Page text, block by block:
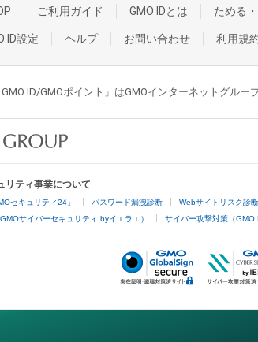
ご利用ガイド GMO IDとは ためる
ID設定 ヘルプ お問い合わせ 利用規
GMO ID/GMOポイント」はGMOインターネットグル
リティ事業について
セキュリティ24」 パスワード漏洩診断 Webサイトリスク診断
サイバーセキュリティ byイエラエ） サイバー攻撃対策（GMO